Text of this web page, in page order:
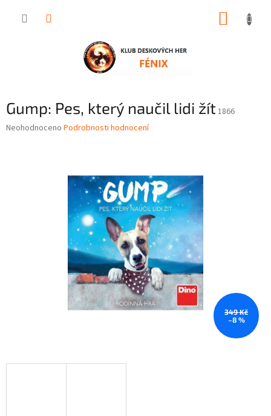
Gump: Pes, který naučil lidi žít1866
Průměrné
Neohodnoceno Podrobnosti hodnocení
349 Kč
–8 %